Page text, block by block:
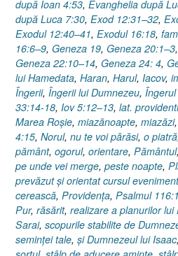
după Ioan 4:53, Evanghelia după
după Luca 7:30, Exod 12:31–32,
Exodul 12:40–41, Exodul 16:18,
16:6–9, Geneza 19, Geneza 20:1–3,
Geneza 22:10–14, Geneza 24: 4,
lui Hamedata, Haran, Harul, Iacov,
Îngerii, Îngerii lui Dumnezeu,
33:14-18, Iov 5:12–13, lat.
Marea Roşie, miazănoapte, miazăzi,
4:15, Norul, nu te voi părăsi, o piatră
pământ, ogorul, orientare, Pământul,
pe unde vei merge, peste noapte,
prevăzut și orientat cursul
cerească, Providenţa, Psalmul
Pur, răsărit, realizare a planurilor lui
Sarai, scopurile stabilite de
seminţei tale, şi Dumnezeul lui Isaac,